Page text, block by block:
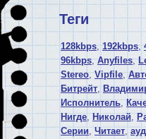
Теги
128kbps, 192kbps,
96kbps, Anyfiles,
Stereo, Vipfile,
Битрейт,
Исполнитель,
Нигде, Николай,
Серии,Читает,